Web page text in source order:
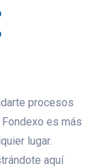
procesos
es más
lugar.
aquí